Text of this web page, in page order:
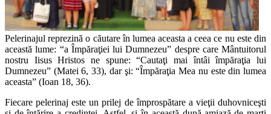
Pelerinajul reprezină o căutare în lumea aceasta a ceea ce nu este din
această lume: “a Împăraţiei lui Dumnezeu” despre care Mântuitorul
nostru Iisus Hristos ne spune: “Cautaţi mai întâi împăraţia lui
Dumnezeu” (Matei 6, 33), dar şi: “Împăraţia Mea nu este din lumea
aceasta” (Ioan 18, 36).
Fiecare pelerinaj este un prilej de împrospătare a vieţii duhovniceşti